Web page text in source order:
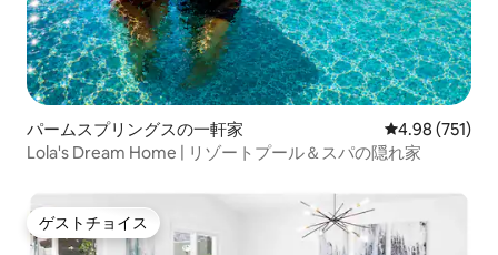
パームスプリングスの一軒家 レビュー751
4.98 (751)
Lola's Dream Home | リゾートプール＆スパの隠れ家
ゲストチョイス
ゲストチョイス